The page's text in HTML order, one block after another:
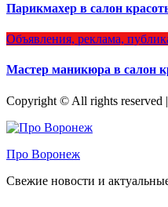
Парикмахер в салон
Объявления, реклама,
Мастер маникюра в салон
Copyright © All rights reserved |
Про Воронеж
Свежие новости и